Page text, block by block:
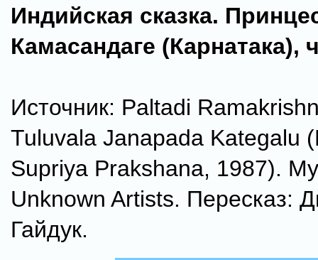
Индийская сказка.
Кaмаcандaге (Карнатака),
Источник: Paltadi
Tuluvala Janapada Kategalu
Supriya Prakshana, 1987).
Unknown Artists. Пересказ:
Гайдук.